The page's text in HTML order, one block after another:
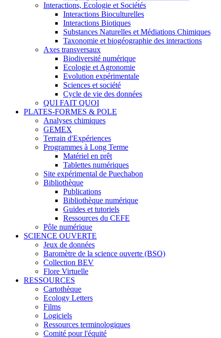
Interactions, Ecologie et Sociétés
Interactions Bioculturelles
Interactions Biotiques
Substances Naturelles et Médiations Chimiques
Taxonomie et biogéographie des interactions
Axes transversaux
Biodiversité numérique
Ecologie et Agronomie
Evolution expérimentale
Sciences et société
Cycle de vie des données
QUI FAIT QUOI
PLATES-FORMES & POLE
Analyses chimiques
GEMEX
Terrain d'Expériences
Programmes à Long Terme
Matériel en prêt
Tablettes numériques
Site expérimental de Puechabon
Bibliothèque
Publications
Bibliothèque numérique
Guides et tutoriels
Ressources du CEFE
Pôle numérique
SCIENCE OUVERTE
Jeux de données
Baromètre de la science ouverte (BSO)
Collection BEV
Flore Virtuelle
RESSOURCES
Cartothèque
Ecology Letters
Films
Logiciels
Ressources terminologiques
Comité pour l'équité